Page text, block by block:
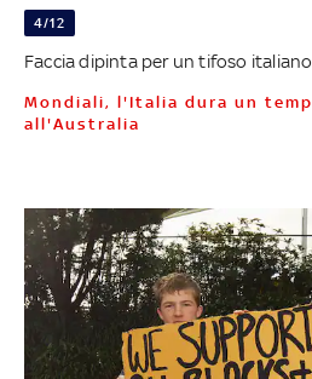
4/12
Faccia dipinta per un tifoso italiano
Mondiali, l'Italia dura un tempo. Poi cede
all'Australia